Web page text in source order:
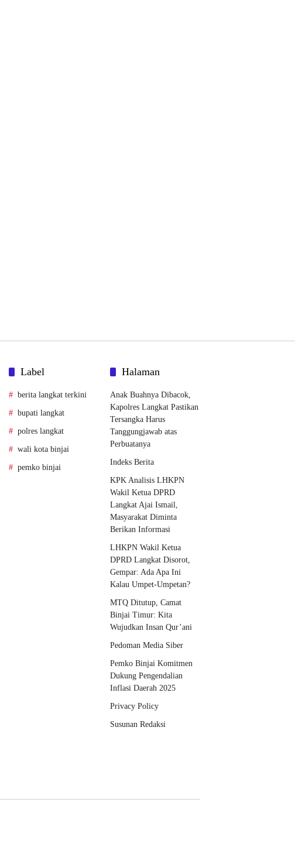
Label
berita langkat terkini
bupati langkat
polres langkat
wali kota binjai
pemko binjai
Halaman
Anak Buahnya Dibacok,
Kapolres Langkat Pastikan
Tersangka Harus
Tanggungjawab atas
Perbuatanya
Indeks Berita
KPK Analisis LHKPN
Wakil Ketua DPRD
Langkat Ajai Ismail,
Masyarakat Diminta
Berikan Informasi
LHKPN Wakil Ketua
DPRD Langkat Disorot,
Gempar: Ada Apa Ini
Kalau Umpet-Umpetan?
MTQ Ditutup, Camat
Binjai Timur: Kita
Wujudkan Insan Qur’ani
Pedoman Media Siber
Pemko Binjai Komitmen
Dukung Pengendalian
Inflasi Daerah 2025
Privacy Policy
Susunan Redaksi